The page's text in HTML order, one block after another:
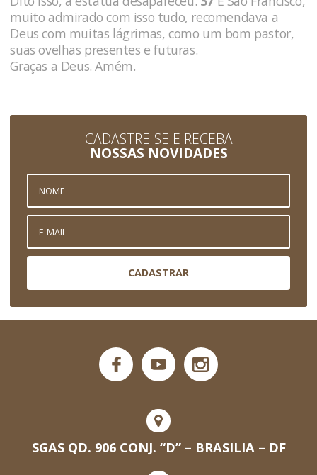
muito admirado com isso tudo, recomendava a
Deus com muitas lágrimas, como um bom pastor,
suas ovelhas presentes e futuras.
Graças a Deus. Amém.
CADASTRE-SE E RECEBA
NOSSAS NOVIDADES
CADASTRAR
SGAS QD. 906 CONJ. “D” – BRASILIA – DF